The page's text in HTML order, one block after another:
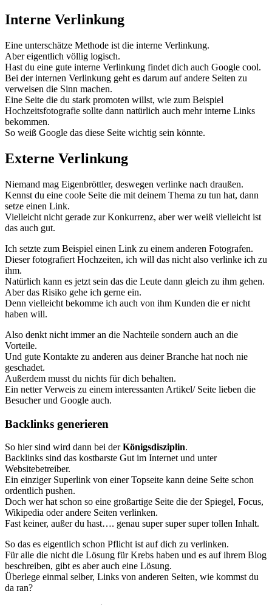
Interne Verlinkung
Eine unterschätze Methode ist die interne Verlinkung.
Aber eigentlich völlig logisch.
Hast du eine gute interne Verlinkung findet dich auch Google cool.
Bei der internen Verlinkung geht es darum auf andere Seiten zu
verweisen die Sinn machen.
Eine Seite die du stark promoten willst, wie zum Beispiel
Hochzeitsfotografie sollte dann natürlich auch mehr interne Links
bekommen.
So weiß Google das diese Seite wichtig sein könnte.
Externe Verlinkung
Niemand mag Eigenbröttler, deswegen verlinke nach draußen.
Kennst du eine coole Seite die mit deinem Thema zu tun hat, dann
setze einen Link.
Vielleicht nicht gerade zur Konkurrenz, aber wer weiß vielleicht ist
das auch gut.
Ich setzte zum Beispiel einen Link zu einem anderen Fotografen.
Dieser fotografiert Hochzeiten, ich will das nicht also verlinke ich zu
ihm.
Natürlich kann es jetzt sein das die Leute dann gleich zu ihm gehen.
Aber das Risiko gehe ich gerne ein.
Denn vielleicht bekomme ich auch von ihm Kunden die er nicht
haben will.
Also denkt nicht immer an die Nachteile sondern auch an die
Vorteile.
Und gute Kontakte zu anderen aus deiner Branche hat noch nie
geschadet.
Außerdem musst du nichts für dich behalten.
Ein netter Verweis zu einem interessanten Artikel/ Seite lieben die
Besucher und Google auch.
Backlinks generieren
So hier sind wird dann bei derKönigsdisziplin.
Backlinks sind das kostbarste Gut im Internet und unter
Websitebetreiber.
Ein einziger Superlink von einer Topseite kann deine Seite schon
ordentlich pushen.
Doch wer hat schon so eine großartige Seite die der Spiegel, Focus,
Wikipedia oder andere Seiten verlinken.
Fast keiner, außer du hast…. genau super super super tollen Inhalt.
So das es eigentlich schon Pflicht ist auf dich zu verlinken.
Für alle die nicht die Lösung für Krebs haben und es auf ihrem Blog
beschreiben, gibt es aber auch eine Lösung.
Überlege einmal selber, Links von anderen Seiten, wie kommst du
da ran?